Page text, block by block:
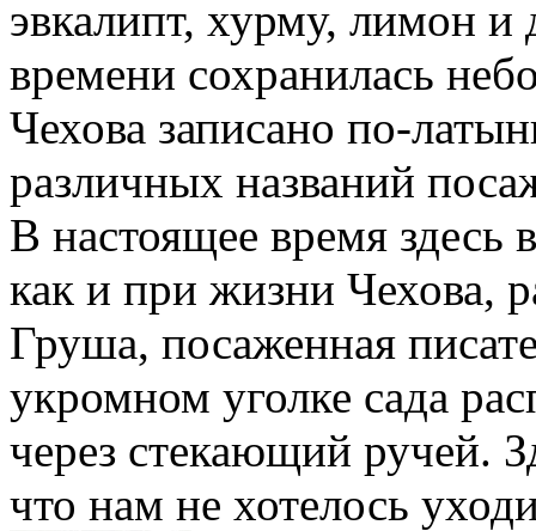
эвкалипт, хурму, лимон и
времени сохранилась
Чехова записано по-
различных названий
В настоящее время здесь
как и при жизни Чехова,
Груша, посаженная
укромном уголке сада
через стекающий ручей.
что нам не хотелось